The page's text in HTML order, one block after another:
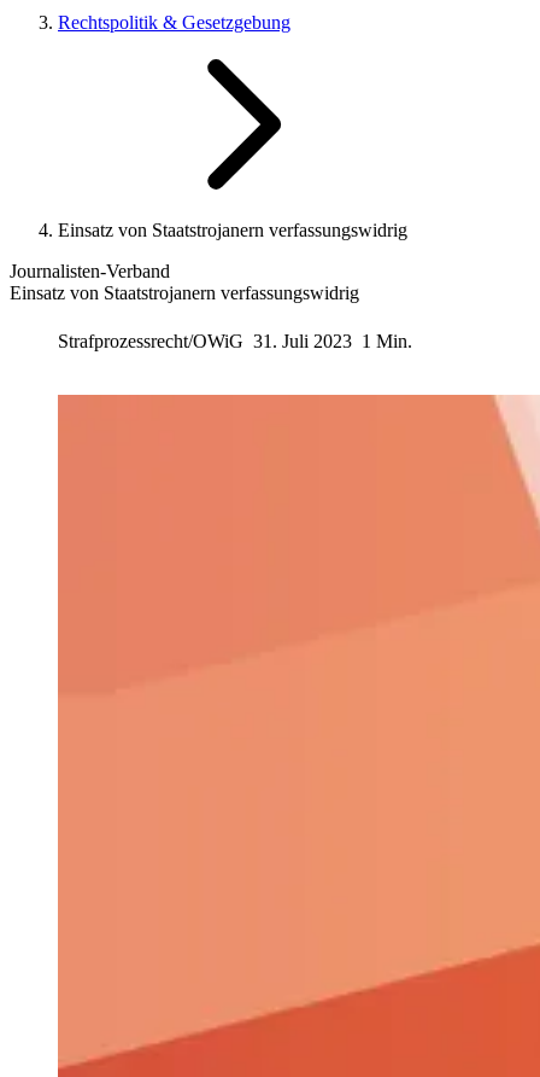
Rechtspolitik & Gesetzgebung
Einsatz von Staatstrojanern verfassungswidrig
Journalisten-Verband
Einsatz von Staatstrojanern verfassungswidrig
Strafprozessrecht/OWiG 31. Juli 2023 1 Min.